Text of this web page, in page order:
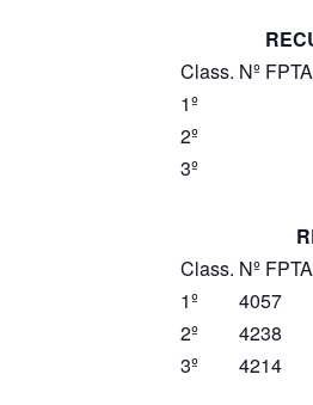
Class. Nº FPTA
1º
2º
3º
Class. Nº FPTA
1º
4057
2º
4238
3º
4214